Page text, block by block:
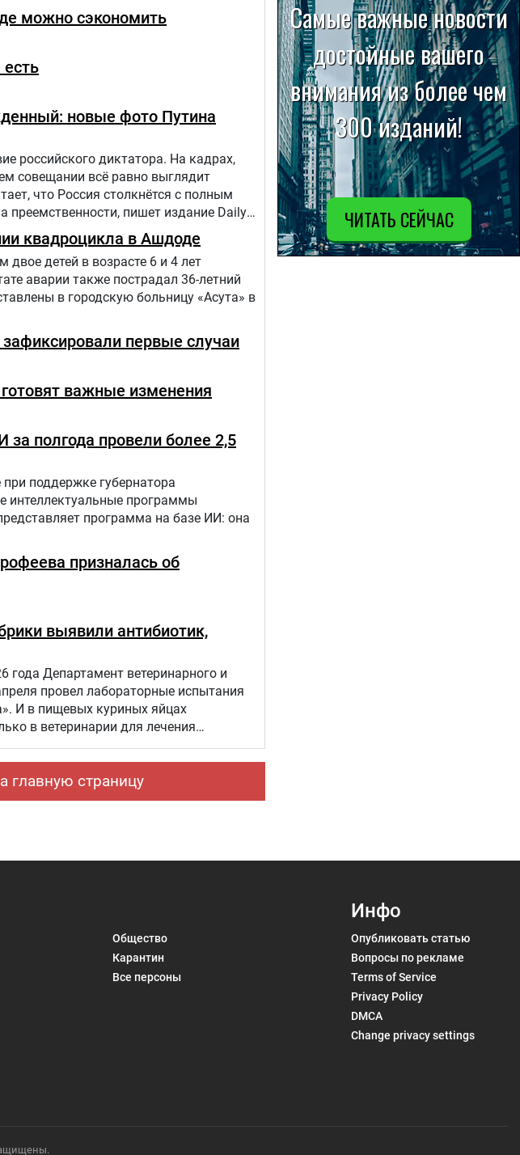
можно сэкономить
новые фото Путина
российского диктатора. На кадрах,
совещании всё равно выглядит
что Россия столкнётся с полным
преемственности, пишет издание Daily
квадроцикла в Ашдоде
детей в возрасте 6 и 4 лет
аварии также пострадал 36-летний
в городскую больницу «Асута» в
первые случаи
важные изменения
полгода провели более 2,5
поддержке губернатора
интеллектуальные программы
программа на базе ИИ: она
призналась об
выявили антибиотик,
года Департамент ветеринарного и
провел лабораторные испытания
И в пищевых куриных яйцах
в ветеринарии для лечения
главную страницу
Общество
Карантин
Все персоны
Инфо
Опубликовать статью
Вопросы по рекламе
Terms of Service
Privacy Policy
DMCA
Change privacy settings